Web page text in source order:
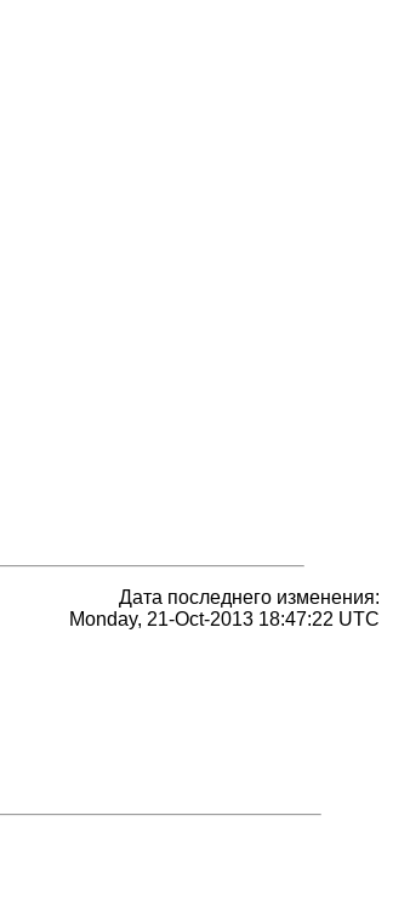
Дата последнего изменения:
Monday, 21-Oct-2013 18:47:22 UTC